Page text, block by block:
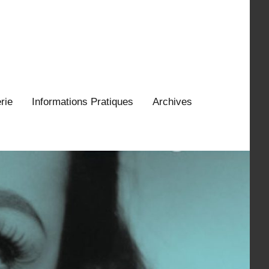
Informations Pratiques Archives